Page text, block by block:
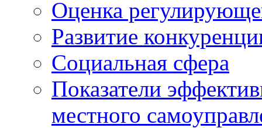
Оценка
Развитие
Социальная сфера
Показатели
местного